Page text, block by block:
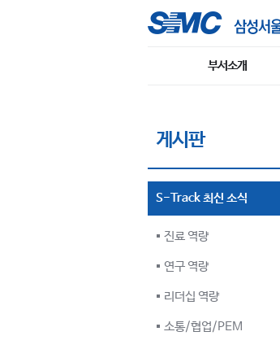
부서소개
게시판
S-Track 최신 소식
진료 역량
연구 역량
리더십 역량
소통/협업/PEM